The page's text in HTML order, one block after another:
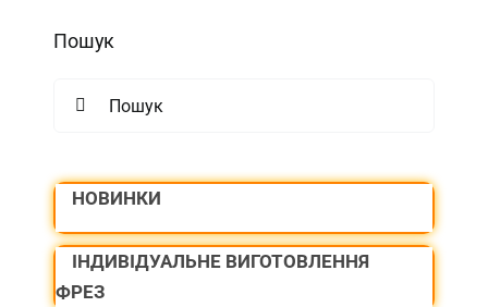
Пошук
НОВИНКИ
ІНДИВІДУАЛЬНЕ ВИГОТОВЛЕННЯ
ФРЕЗ